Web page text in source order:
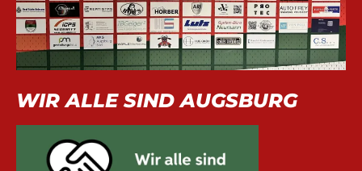
WIR ALLE SIND AUGSBURG